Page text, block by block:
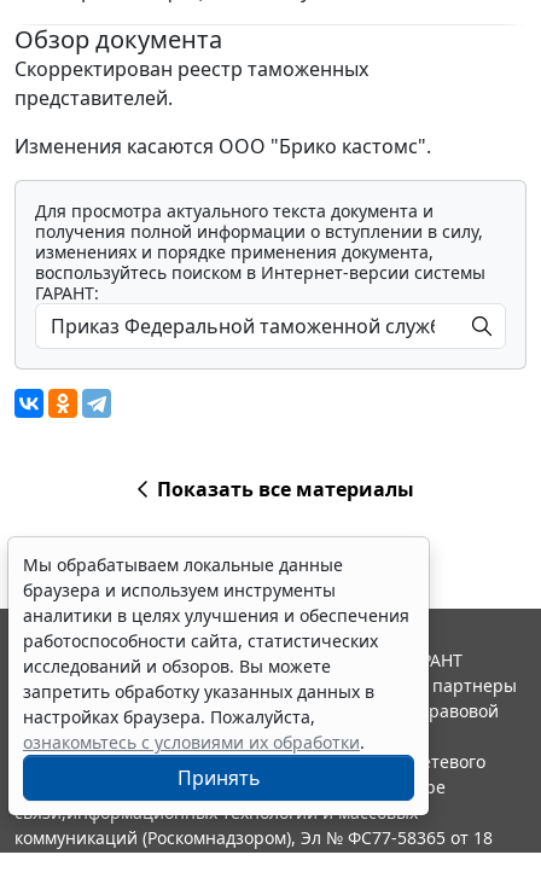
Обзор документа
Скорректирован реестр таможенных
представителей.
Изменения касаются ООО "Брико кастомс".
Для просмотра актуального текста документа и
получения полной информации о вступлении в силу,
изменениях и порядке применения документа,
воспользуйтесь поиском в Интернет-версии системы
ГАРАНТ:
Показать все материалы
Мы обрабатываем локальные данные
браузера и используем инструменты
аналитики в целях улучшения и обеспечения
работоспособности сайта, статистических
исследований и обзоров. Вы можете
запретить обработку указанных данных в
настройках браузера. Пожалуйста,
ознакомьтесь с условиями их обработки.
Принять
© ООО "НПП "ГАРАНТ-СЕРВИС", 2026. Система ГАРАНТ
выпускается с 1990 года. Компания "Гарант" и ее партнеры
являются участниками Российской ассоциации правовой
информации ГАРАНТ.
Портал ГАРАНТ.РУ зарегистрирован в качестве сетевого
издания Федеральной службой по надзору в сфере
связи,информационных технологий и массовых
коммуникаций (Роскомнадзором), Эл № ФС77-58365 от 18